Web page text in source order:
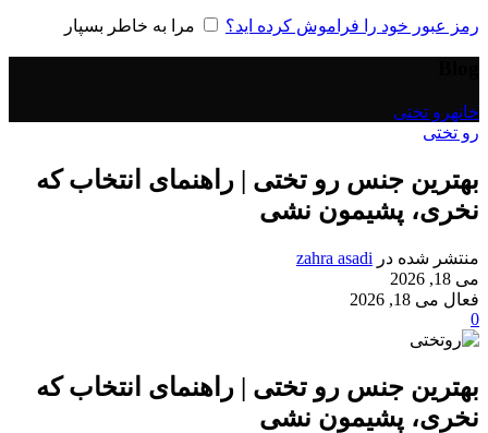
رمز عبور خود را فراموش کرده اید؟ مرا به خاطر بسپار
خانهرو تختی
رو تختی
بهترین جنس رو تختی | راهنمای انتخاب که
نخری، پشیمون نشی
منتشر شده در zahra asadi
می 18, 2026
فعال می 18, 2026
0
بهترین جنس رو تختی | راهنمای انتخاب که
نخری، پشیمون نشی